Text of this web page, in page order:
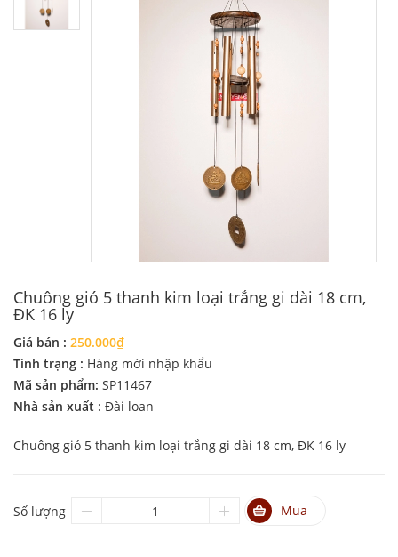
Chuông gió 5 thanh kim loại trắng gi dài 18 cm,
ĐK 16 ly
Giá bán : 250.000₫
Tình trạng : Hàng mới nhập khẩu
Mã sản phẩm: SP11467
Nhà sản xuất : Đài loan
Chuông gió 5 thanh kim loại trắng gi dài 18 cm, ĐK 16 ly
Số lượng Mua